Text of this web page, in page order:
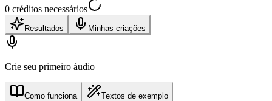
0 créditos necessários
Resultados Minhas criações
Crie seu primeiro áudio
Como funciona Textos de exemplo